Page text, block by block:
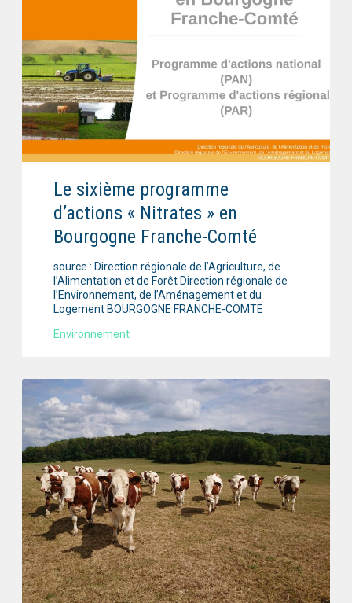
Le sixième programme
d’actions « Nitrates » en
Bourgogne Franche-Comté
source : Direction régionale de l’Agriculture, de
l’Alimentation et de Forêt Direction régionale de
l’Environnement, de l’Aménagement et du
Logement BOURGOGNE FRANCHE-COMTE
Environnement